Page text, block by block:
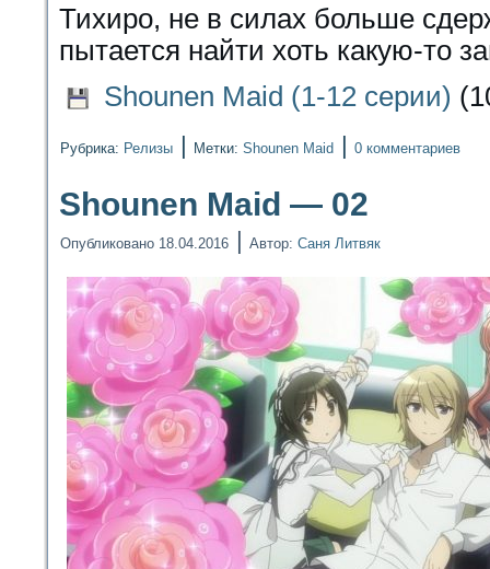
Тихиро, не в силах больше
пытается найти хоть какую-то
Shounen Maid (1-12 серии)
Рубрика: Релизы | Метки: Shounen Maid | 0 комментариев
Shounen Maid — 02
Опубликовано 18.04.2016 | Автор: Саня Литвяк